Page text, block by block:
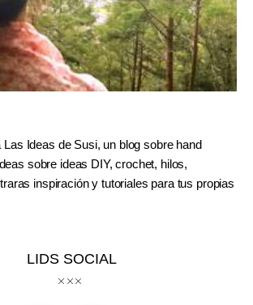
Las Ideas de Susi, un blog sobre hand
sobre ideas DIY, crochet, hilos,
inspiración y tutoriales para tus propias
LIDS SOCIAL